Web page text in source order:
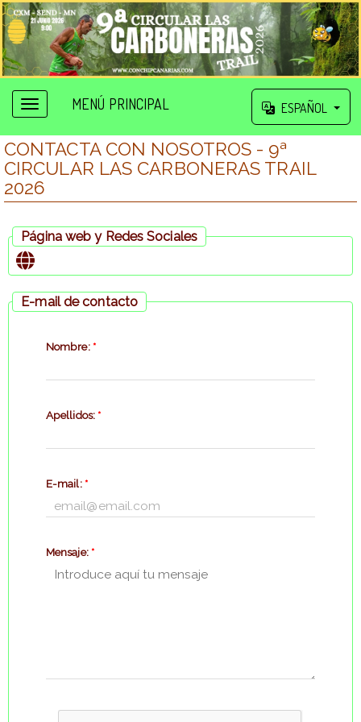
MENÚ PRINCIPAL ESPAÑOL
CONTACTA CON NOSOTROS - 9ª
CIRCULAR LAS CARBONERAS TRAIL
2026
Página web y Redes Sociales
E-mail de contacto
Nombre: *
Apellidos: *
E-mail: *
Mensaje: *